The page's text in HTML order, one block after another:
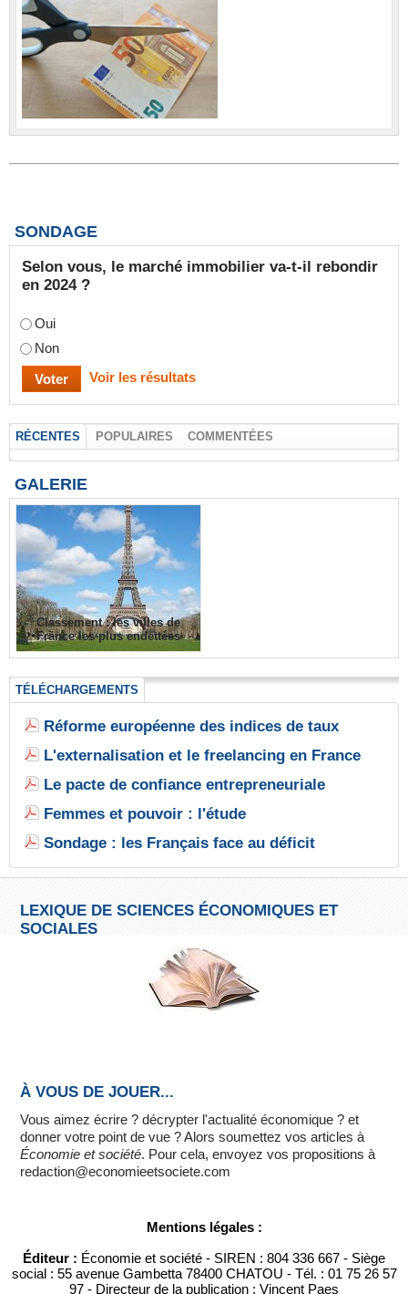
SONDAGE
Selon vous, le marché immobilier va-t-il rebondir
en 2024 ?
Oui
Non
Voir les résultats
RÉCENTES POPULAIRES COMMENTÉES
GALERIE
Classement : les villes de
France les plus endettées
TÉLÉCHARGEMENTS
Réforme européenne des indices de taux
L'externalisation et le freelancing en France
Le pacte de confiance entrepreneuriale
Femmes et pouvoir : l'étude
Sondage : les Français face au déficit
LEXIQUE DE SCIENCES ÉCONOMIQUES ET
SOCIALES
À VOUS DE JOUER...
Vous aimez écrire ? décrypter l'actualité économique ? et
donner votre point de vue ? Alors soumettez vos articles à
Économie et société. Pour cela, envoyez vos propositions à
redaction@economieetsociete.com
Mentions légales :
Éditeur : Économie et société - SIREN : 804 336 667 - Siège
social : 55 avenue Gambetta 78400 CHATOU - Tél. : 01 75 26 57
97 - Directeur de la publication : Vincent Paes